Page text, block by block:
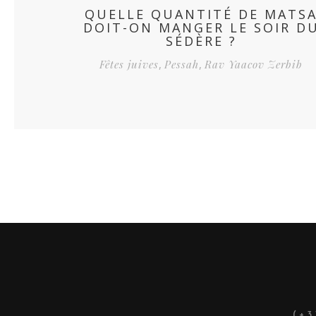
QUELLE QUANTITÉ DE
DOIT-ON MANGER LE SOIR
SÉDÈRE ?
Fêtes juives,Pessah,Rav Yaacov Zerbib